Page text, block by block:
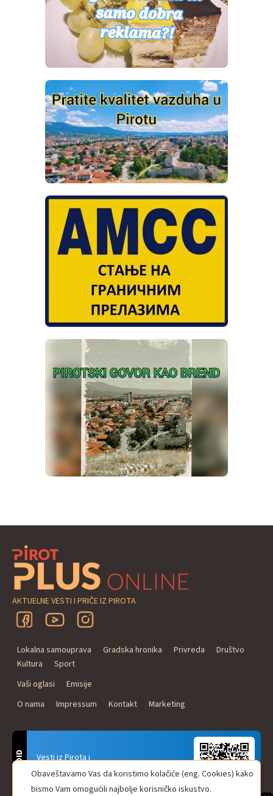
AKTUELNE VESTI I PRIČE IZ PIROTA
Lokalna samouprava Gradska hronika Privreda
Društvo
Kultura
Sport
Vaši oglasi
Emisije
O nama
Impressum Kontakt Marketing
Vesti iz Pirota i
Naxi Plus Radio
Uvek u Vašem džepu!
ANDROID Obaveštavamo Vas da koristimo kolačiće (eng. Cookies) kako
bismo Vam omogućili najbolje korisničko iskustvo.